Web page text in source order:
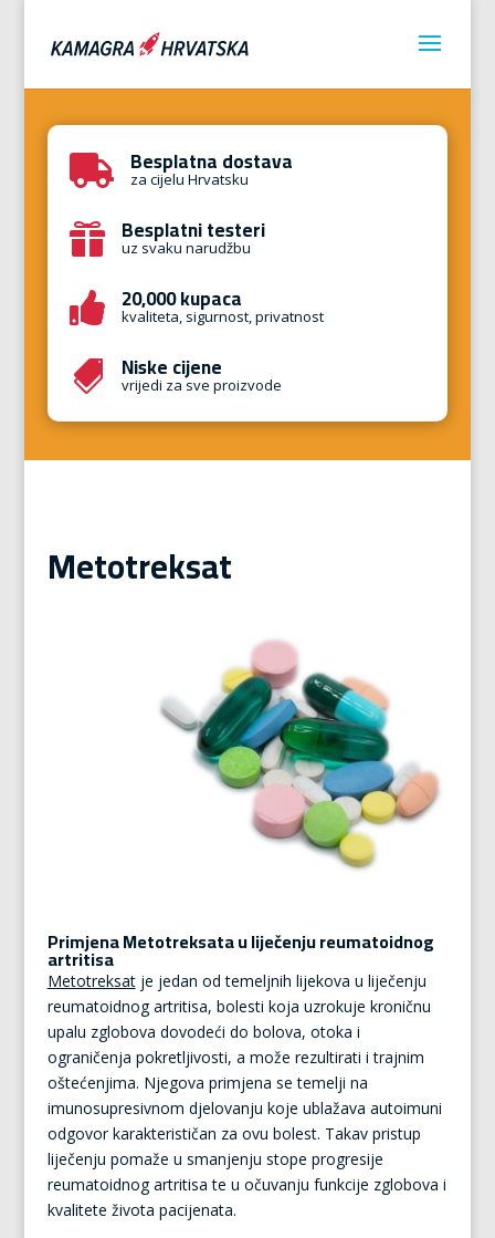
 Besplatna dostava
za cijelu Hrvatsku
 Besplatni testeri
uz svaku narudžbu
 20,000 kupaca
kvaliteta, sigurnost, privatnost
 Niske cijene
vrijedi za sve proizvode
Metotreksat
Primjena Metotreksata u liječenju reumatoidnog
artritisa
Metotreksatje jedan od temeljnih lijekova u liječenju
reumatoidnog artritisa, bolesti koja uzrokuje kroničnu
upalu zglobova dovodeći do bolova, otoka i
ograničenja pokretljivosti, a može rezultirati i trajnim
oštećenjima. Njegova primjena se temelji na
imunosupresivnom djelovanju koje ublažava autoimuni
odgovor karakterističan za ovu bolest. Takav pristup
liječenju pomaže u smanjenju stope progresije
reumatoidnog artritisa te u očuvanju funkcije zglobova i
kvalitete života pacijenata.